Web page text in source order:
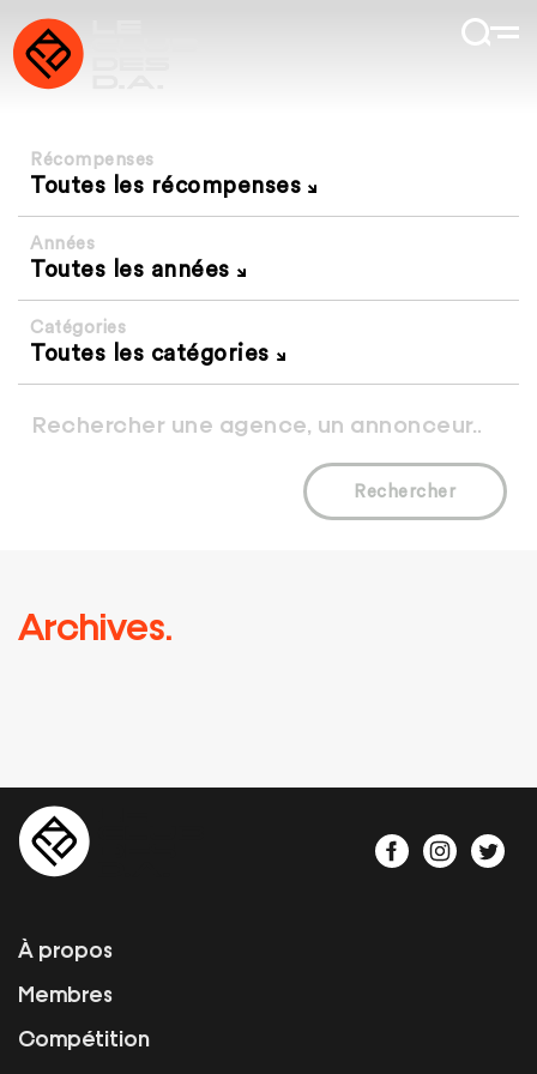
Récompenses
Toutes les récompenses
Années
Toutes les années
Catégories
Toutes les catégories
Rechercher
Archives.
À propos
Membres
Compétition